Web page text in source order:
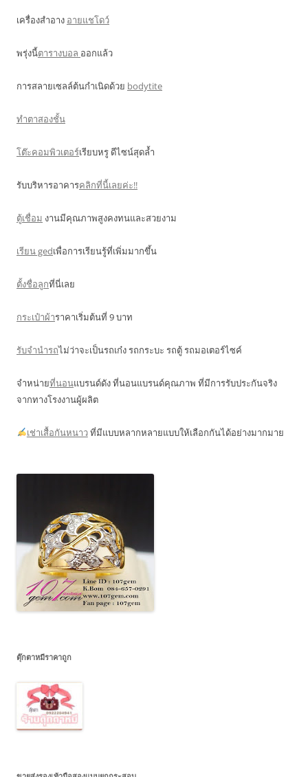
เครื่องสำอาง อายแชโดว์
พรุ่งนี้ตารางบอล ออกแล้ว
การสลายเซลล์ต้นกำเนิดด้วย bodytite
ทำตาสองชั้น
โต๊ะคอมพิวเตอร์เรียบหรู ดีไซน์สุดล้ำ
รับบริหารอาคารคลิกที่นี้เลยค่ะ!!
ตู้เชื่อม งานมีคุณภาพสูงคงทนและสวยงาม
เรียน gedเพื่อการเรียนรู้ที่เพิ่มมากขึ้น
ตั้งชื่อลูกที่นี่เลย
กระเป๋าผ้าราคาเริ่มต้นที่ 9 บาท
รับจำนำรถไม่ว่าจะเป็นรถเก๋ง รถกระบะ รถตู้ รถมอเตอร์ไซค์
จำหน่ายที่นอนแบรนด์ดัง ที่นอนแบรนด์คุณภาพ ที่มีการรับประกันจริง
จากทางโรงงานผู้ผลิต
เช่าเสื้อกันหนาวที่มีแบบหลากหลายแบบให้เลือกกันได้อย่างมากมาย
ตุ๊กตาหมีราคาถูก